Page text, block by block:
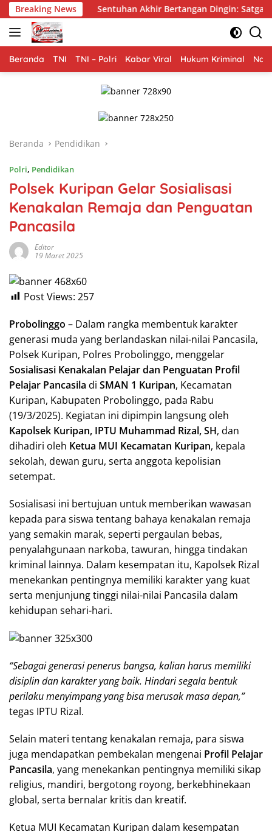
Langsung
ke
konten
Breaking News
Sentuhan Akhir Bertangan Dingin: Satgas TMMD 129
Beranda TNI TNI – Polri Kabar Viral Hukum Kriminal
Beranda Pendidikan
Polri, Pendidikan
Polsek Kuripan Gelar Sosialisasi
Kenakalan Remaja dan Penguatan
Pancasila
Editor
19 Maret 2025
Post Views: 257
Probolinggo – Dalam rangka membentuk karakter
generasi muda yang berlandaskan nilai-nilai Pancasila,
Polsek Kuripan, Polres Probolinggo, menggelar
Sosialisasi Kenakalan Pelajar dan Penguatan Profil
Pelajar Pancasila di SMAN 1 Kuripan, Kecamatan
Kuripan, Kabupaten Probolinggo, pada Rabu
(19/3/2025). Kegiatan ini dipimpin langsung oleh
Kapolsek Kuripan, IPTU Muhammad Rizal, SH, dan
dihadiri oleh Ketua MUI Kecamatan Kuripan, kepala
sekolah, dewan guru, serta anggota kepolisian
setempat.
Sosialisasi ini bertujuan untuk memberikan wawasan
kepada para siswa tentang bahaya kenakalan remaja
yang semakin marak, seperti pergaulan bebas,
penyalahgunaan narkoba, tawuran, hingga tindakan
kriminal lainnya. Dalam kesempatan itu, Kapolsek Rizal
menekankan pentingnya memiliki karakter yang kuat
serta menjunjung tinggi nilai-nilai Pancasila dalam
kehidupan sehari-hari.
“Sebagai generasi penerus bangsa, kalian harus memiliki
disiplin dan karakter yang baik. Hindari segala bentuk
perilaku menyimpang yang bisa merusak masa depan,”
tegas IPTU Rizal.
Selain materi tentang kenakalan remaja, para siswa
juga mendapatkan pembekalan mengenai Profil Pelajar
Pancasila, yang menekankan pentingnya memiliki sikap
religius, mandiri, bergotong royong, berkebhinekaan
global, serta bernalar kritis dan kreatif.
Ketua MUI Kecamatan Kuripan dalam kesempatan